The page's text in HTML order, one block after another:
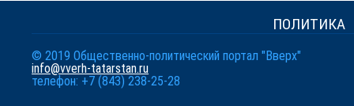
ПОЛИТИКА
© 2019 Общественно-политический портал "Вверх"
info@vverh-tatarstan.ru
телефон: +7 (843) 238-25-28